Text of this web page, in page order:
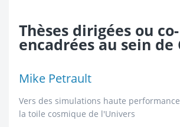
Thèses dirigées ou co-
encadrées au sein de
Mike Petrault
Vers des simulations haute
la toile cosmique de l'Univers